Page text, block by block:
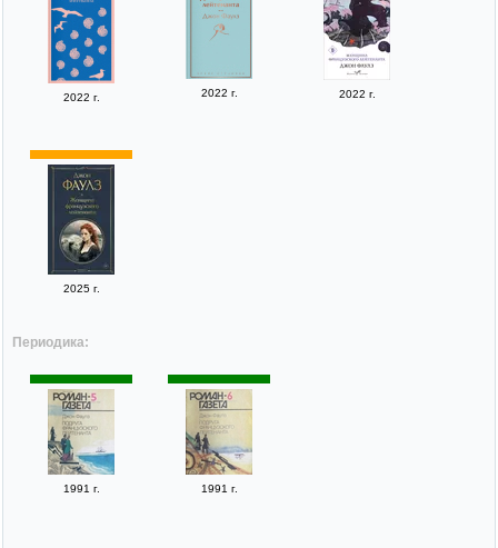
2022 г. 2022 г. 2022 г.
2025 г.
Периодика:
1991 г. 1991 г.